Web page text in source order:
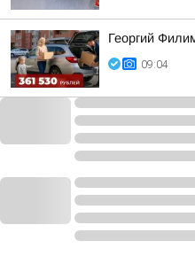
Георгий
09:04